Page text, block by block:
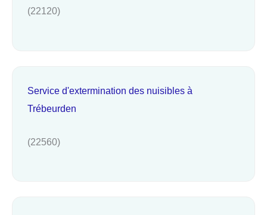
(22120)
Service d'extermination des nuisibles à
Trébeurden
(22560)